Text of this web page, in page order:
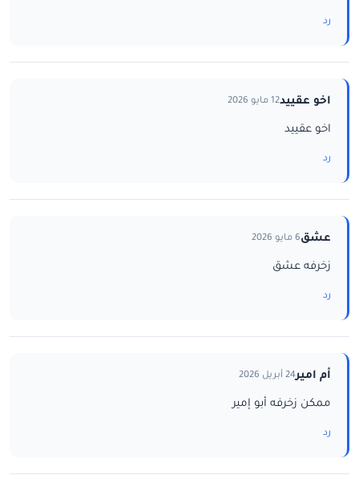
رد
اخو عقييد12 مايو 2026
اخو عقييد
رد
عشق6 مايو 2026
زخرفه عشق
رد
أم امير24 أبريل 2026
ممكن زخرفه أبو إمير
رد